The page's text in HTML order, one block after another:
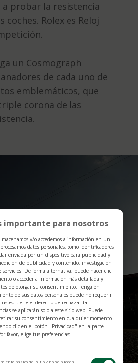
a probar la resistencia
coches. Rolex es Reloj
un Cosmograph
de cada uno de
emblemáticos, que
corona de las
importante para nosotros
y/o accedemos a información en un
datos personales, como identificadores
enviada por un dispositivo para publicidad y
de publicidad y contenido, investigación
servicios. De forma alternativa, puede hacer clic
o acceder a información más detallada y
de otorgar su consentimiento. Tenga en
de sus datos personales puede no requerir
tiene el derecho de rechazar tal
se aplicarán solo a este sitio web. Puede
su consentimiento en cualquier momento
clic en el botón "Privacidad" en la parte
favor, elige tus preferencias:
básico del sitio y no se pueden